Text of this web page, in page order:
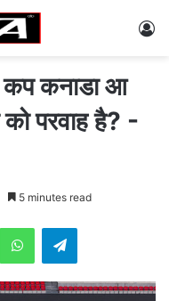
कनाडा आ
परवाह है? -
5 minutes read